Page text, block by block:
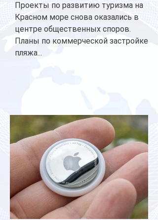
Проекты по развитию туризма на
Красном море снова оказались в
центре общественных споров.
Планы по коммерческой застройке
пляжа...